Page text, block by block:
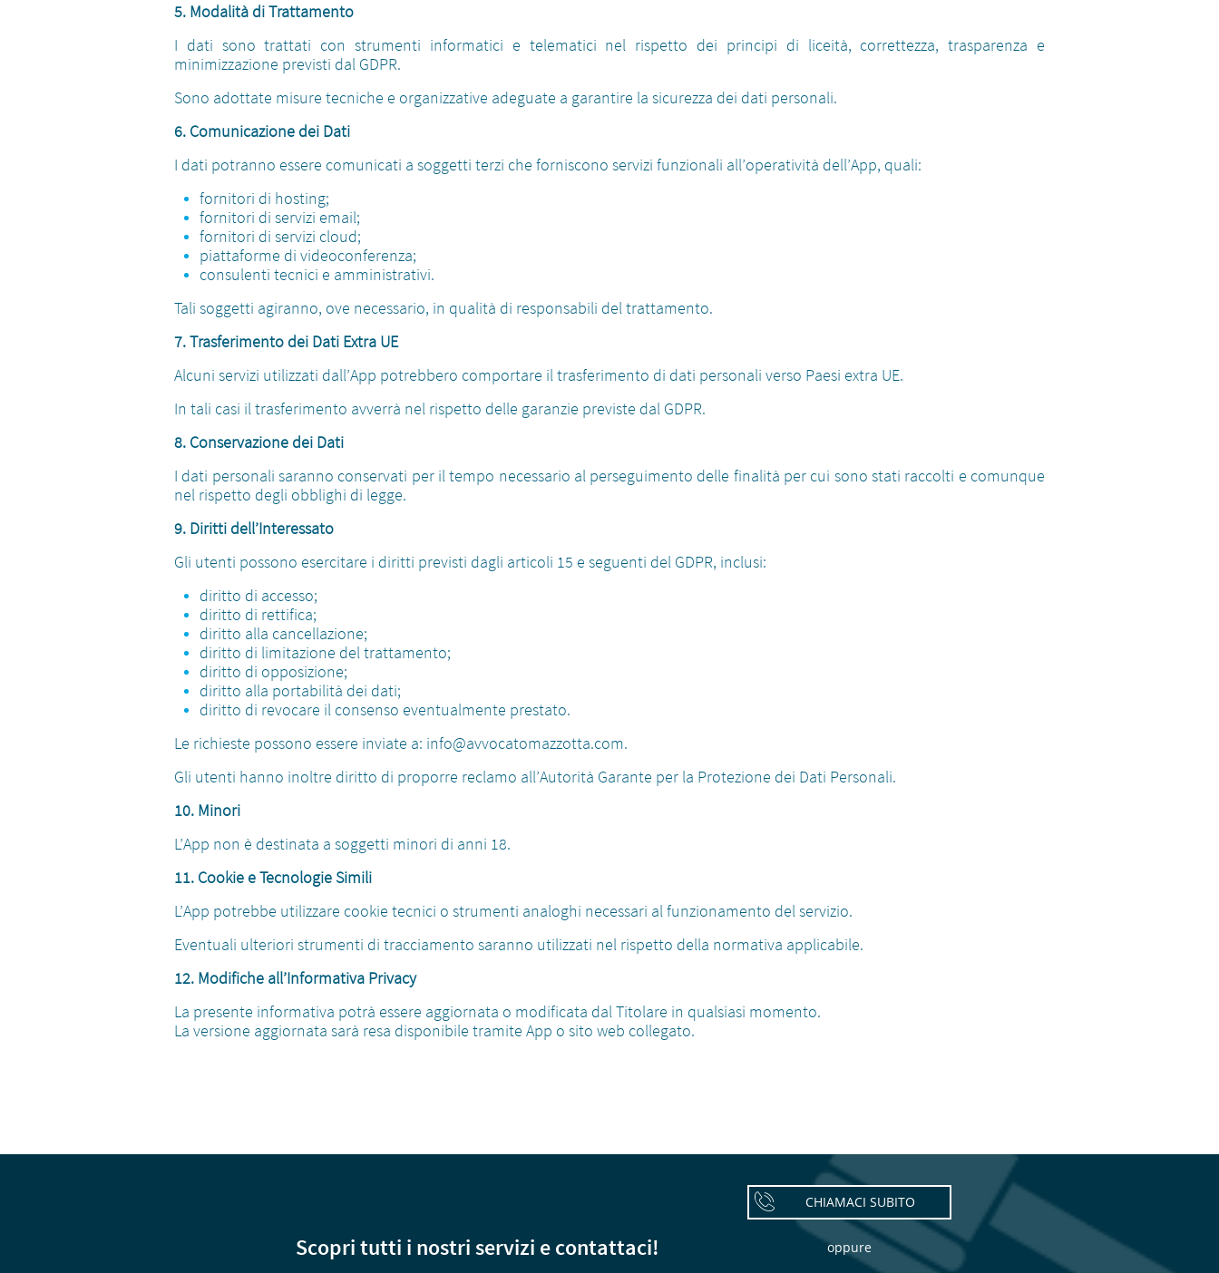
5. Modalità di Trattamento
I dati sono trattati con strumenti informatici e telematici nel rispetto dei principi di liceità, correttezza, trasparenza e
minimizzazione previsti dal GDPR.
Sono adottate misure tecniche e organizzative adeguate a garantire la sicurezza dei dati personali.
6. Comunicazione dei Dati
I dati potranno essere comunicati a soggetti terzi che forniscono servizi funzionali all’operatività dell’App, quali:
fornitori di hosting;
fornitori di servizi email;
fornitori di servizi cloud;
piattaforme di videoconferenza;
consulenti tecnici e amministrativi.
Tali soggetti agiranno, ove necessario, in qualità di responsabili del trattamento.
7. Trasferimento dei Dati Extra UE
Alcuni servizi utilizzati dall’App potrebbero comportare il trasferimento di dati personali verso Paesi extra UE.
In tali casi il trasferimento avverrà nel rispetto delle garanzie previste dal GDPR.
8. Conservazione dei Dati
I dati personali saranno conservati per il tempo necessario al perseguimento delle finalità per cui sono stati raccolti e comunque
nel rispetto degli obblighi di legge.
9. Diritti dell’Interessato
Gli utenti possono esercitare i diritti previsti dagli articoli 15 e seguenti del GDPR, inclusi:
diritto di accesso;
diritto di rettifica;
diritto alla cancellazione;
diritto di limitazione del trattamento;
diritto di opposizione;
diritto alla portabilità dei dati;
diritto di revocare il consenso eventualmente prestato.
Le richieste possono essere inviate a: info@avvocatomazzotta.com.
Gli utenti hanno inoltre diritto di proporre reclamo all’Autorità Garante per la Protezione dei Dati Personali.
10. Minori
L’App non è destinata a soggetti minori di anni 18.
11. Cookie e Tecnologie Simili
L’App potrebbe utilizzare cookie tecnici o strumenti analoghi necessari al funzionamento del servizio.
Eventuali ulteriori strumenti di tracciamento saranno utilizzati nel rispetto della normativa applicabile.
12. Modifiche all’Informativa Privacy
La presente informativa potrà essere aggiornata o modificata dal Titolare in qualsiasi momento.
La versione aggiornata sarà resa disponibile tramite App o sito web collegato.
Scopri tutti i nostri servizi e contattaci! oppure
 CHIAMACI SUBITO
